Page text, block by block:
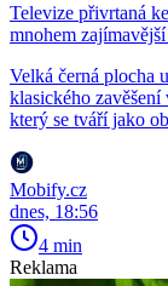
Televize přivrtaná
mnohem
Velká černá plocha
klasického
který se tváří jako
Mobify.cz
dnes, 18:56
4 min
Reklama